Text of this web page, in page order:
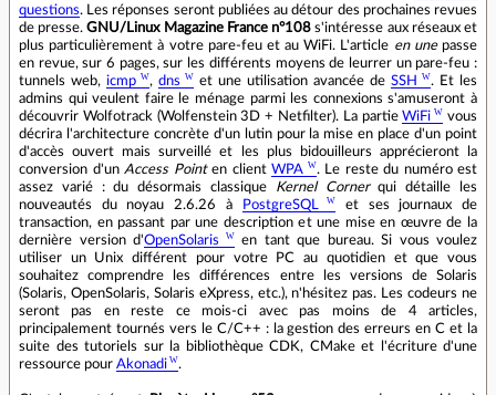
questions. Les réponses seront publiées au détour des prochaines revues
de presse.GNU/Linux Magazine France n°108 s'intéresse aux réseaux et
plus particulièrement à votre pare-feu et au WiFi. L'article en unepasse
en revue, sur 6 pages, sur les différents moyens de leurrer un pare-feu :
tunnels web, icmp , dns et une utilisation avancée de SSH
. Et les
admins qui veulent faire le ménage parmi les connexions s'amuseront à
découvrir Wolfotrack (Wolfenstein 3D + Netfilter). La partieWiFi
vous
décrira l'architecture concrète d'un lutin pour la mise en place d'un point
d'accès ouvert mais surveillé et les plus bidouilleurs apprécieront la
conversion d'un Access Pointen client WPA
. Le reste du numéro est
assez varié : du désormais classique Kernel Cornerqui détaille les
nouveautés du noyau 2.6.26 à
PostgreSQL
et ses journaux de
transaction, en passant par une description et une mise en œuvre de la
dernière version d'OpenSolaris
en tant que bureau. Si vous voulez
utiliser un Unix différent pour votre PC au quotidien et que vous
souhaitez comprendre les différences entre les versions de Solaris
(Solaris, OpenSolaris, Solaris eXpress, etc.), n'hésitez pas. Les codeurs ne
seront pas en reste ce mois-ci avec pas moins de 4 articles,
principalement tournés vers le C/C++ : la gestion des erreurs en C et la
suite des tutoriels sur la bibliothèque CDK, CMake et l'écriture d'une
ressource pour Akonadi .